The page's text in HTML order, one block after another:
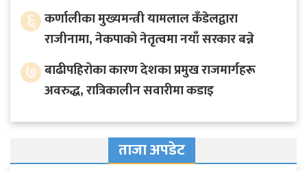
६ कर्णालीका मुख्यमन्त्री यामलाल कँडेलद्वारा
राजीनामा, नेकपाको नेतृत्वमा नयाँ सरकार बन्ने
७ बाढीपहिरोका कारण देशका प्रमुख राजमार्गहरू
अवरुद्ध, रात्रिकालीन सवारीमा कडाइ
ताजा अपडेट